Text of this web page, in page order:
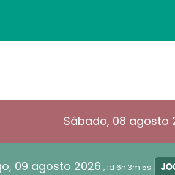
Sábado, 08 agosto
09 agosto 2026 , 1d 6h 3m 5s